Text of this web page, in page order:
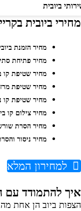
ביובית
ביובית
מחיר הזמנת
מחיר פתיחת
מחיר שטיפת קו
מחיר שטיפת
מחיר שטיפת קו
מחיר צילום קו
מחיר הסרת
מחיר ניסור
למחירון המלא
להתמודד עם
ביוב הן אחת